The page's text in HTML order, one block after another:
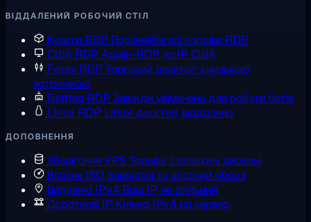
ВІДДАЛЕНИЙ РОБОЧИЙ СТІЛ
Купити RDP Порівняйте всі тарифи RDP
США RDP Адмін-RDP на IP США
Forex RDP Торговий десктоп з низькою
затримкою
Botting RDP Завжди увімкнено для роботи ботів
Linux RDP Linux-десктоп, віддалено
ДОПОВНЕННЯ
Зберігання VPS Тарифи з великим диском
Власне ISO Завантажте власний образ
Виділена IPv4 Ваш IP, не спільний
Додаткові IP Кілька IPv4 на сервер